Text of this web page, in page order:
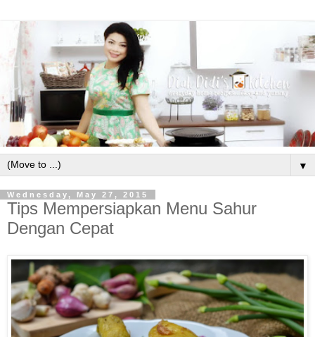
▼
Wednesday, May 27, 2015
Tips Mempersiapkan Menu Sahur
Dengan Cepat